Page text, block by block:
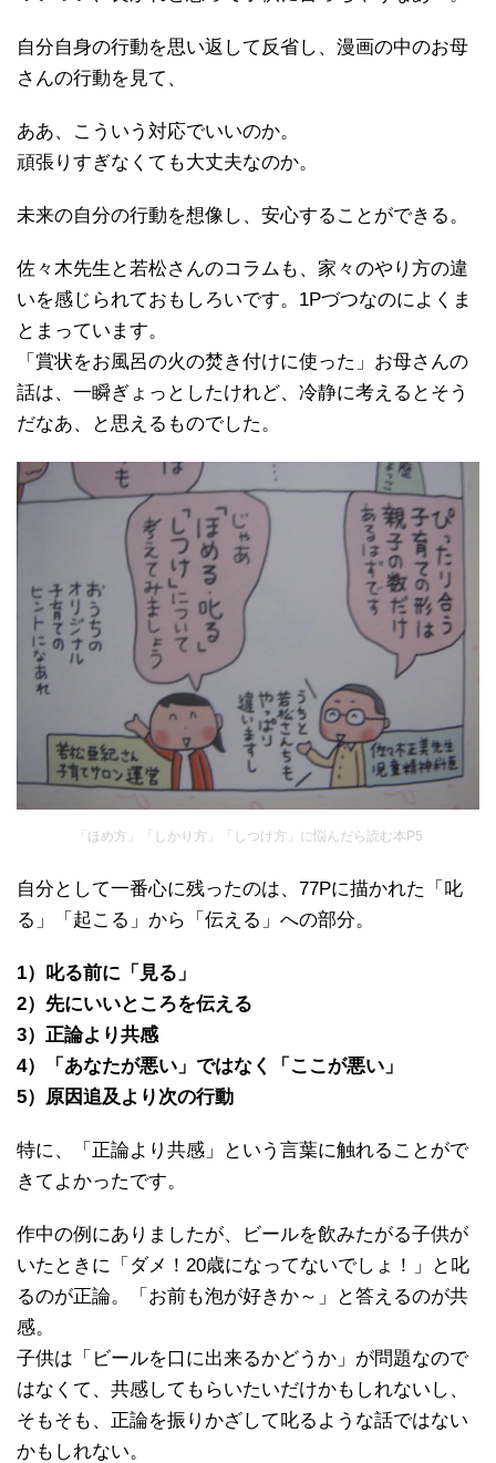
自分自身の行動を思い返して反省し、漫画の中のお母
さんの行動を見て、
ああ、こういう対応でいいのか。
頑張りすぎなくても大丈夫なのか。
未来の自分の行動を想像し、安心することができる。
佐々木先生と若松さんのコラムも、家々のやり方の違
いを感じられておもしろいです。1Pづつなのによくま
とまっています。
「賞状をお風呂の火の焚き付けに使った」お母さんの
話は、一瞬ぎょっとしたけれど、冷静に考えるとそう
だなあ、と思えるものでした。
「ほめ方」「しかり方」「しつけ方」に悩んだら読む本P5
自分として一番心に残ったのは、77Pに描かれた「叱
る」「起こる」から「伝える」への部分。
1）叱る前に「見る」
2）先にいいところを伝える
3）正論より共感
4）「あなたが悪い」ではなく「ここが悪い」
5）原因追及より次の行動
特に、「正論より共感」という言葉に触れることがで
きてよかったです。
作中の例にありましたが、ビールを飲みたがる子供が
いたときに「ダメ！20歳になってないでしょ！」と叱
るのが正論。「お前も泡が好きか～」と答えるのが共
感。
子供は「ビールを口に出来るかどうか」が問題なので
はなくて、共感してもらいたいだけかもしれないし、
そもそも、正論を振りかざして叱るような話ではない
かもしれない。